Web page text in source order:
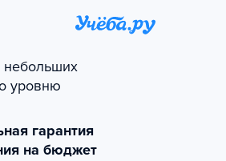
небольших
уровню
гарантия
на бюджет